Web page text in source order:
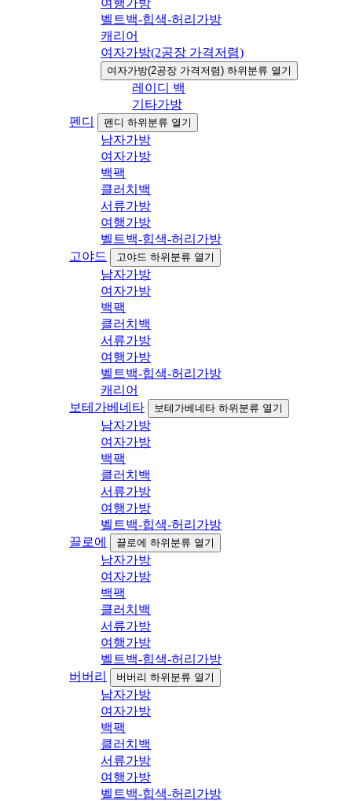
여행가방
벨트백-힙색-허리가방
캐리어
여자가방(2공장 가격저렴)
여자가방(2공장 가격저렴) 하위분류 열기
레이디 백
기타가방
펜디
펜디 하위분류 열기
남자가방
여자가방
백팩
클러치백
서류가방
여행가방
벨트백-힙색-허리가방
고야드
고야드 하위분류 열기
남자가방
여자가방
백팩
클러치백
서류가방
여행가방
벨트백-힙색-허리가방
캐리어
보테가베네타
보테가베네타 하위분류 열기
남자가방
여자가방
백팩
클러치백
서류가방
여행가방
벨트백-힙색-허리가방
끌로에
끌로에 하위분류 열기
남자가방
여자가방
백팩
클러치백
서류가방
여행가방
벨트백-힙색-허리가방
버버리
버버리 하위분류 열기
남자가방
여자가방
백팩
클러치백
서류가방
여행가방
벨트백-힙색-허리가방